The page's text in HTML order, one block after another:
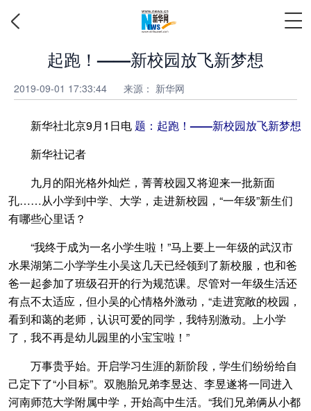
起跑！——新校园放飞新梦想
2019-09-01 17:33:44 来源： 新华网
新华社北京9月1日电题：起跑！——新校园放飞新梦想
新华社记者
九月的阳光格外灿烂，菁菁校园又将迎来一批新面
孔……从小学到中学、大学，走进新校园，“一年级”新生们
有哪些心里话？
“我终于成为一名小学生啦！”马上要上一年级的武汉市
水果湖第二小学学生小吴这几天已经领到了新校服，也和爸
爸一起参加了班级召开的行为规范课。尽管对一年级生活还
有点不太适应，但小吴的心情格外激动，“走进宽敞的校园，
看到和蔼的老师，认识可爱的同学，我特别激动。上小学
了，我不再是幼儿园里的小宝宝啦！”
万事贵乎始。开启学习生涯的新阶段，学生们纷纷给自
己定下了“小目标”。双胞胎兄弟李昱达、李昱遂将一同进入
河南师范大学附属中学，开始高中生活。“我们兄弟俩从小都